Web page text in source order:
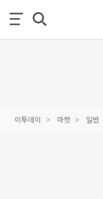
이투데이 마켓 일반